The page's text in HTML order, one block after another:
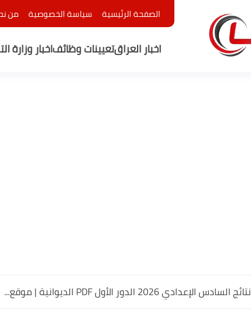
الصفحة الرئيسية سياسة الخصوصية من
اخبار العراقتعيينات وظائفاخبار وزارة
نتائج السادس الإعدادي 2026 الدور الأول PDF الديوانية | موقع...